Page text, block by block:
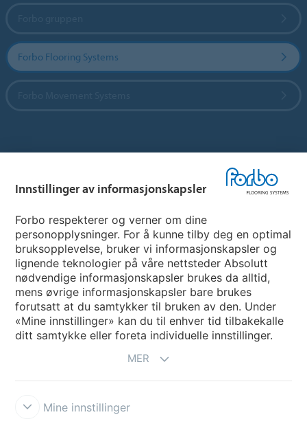
Forbo Flooring Systems
Hjemmeside per land
Velg land
My Forbo
INFORMASJON COVID-19
Support - Ansvarsfraskrivelse
Innstillinger av informasjonskapsler
Forbo respekterer og verner om dine
personopplysninger. For å kunne tilby deg en optimal
bruksopplevelse, bruker vi informasjonskapsler og
lignende teknologier på våre nettsteder Absolutt
nødvendige informasjonskapsler brukes da alltid,
mens øvrige informasjonskapsler bare brukes
forutsatt at du samtykker til bruken av den. Under
«Mine innstillinger» kan du til enhver tid tilbakekalle
ditt samtykke eller foreta individuelle innstillinger.
MER
Mine innstillinger